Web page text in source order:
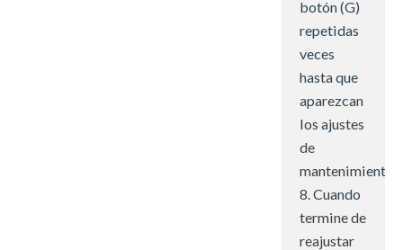
botón (G)
repetidas
veces
hasta que
aparezcan
los ajustes
de
mantenimiento.
8. Cuando
termine de
reajustar